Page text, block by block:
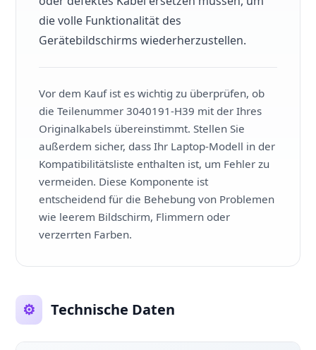
die volle Funktionalität des
Gerätebildschirms wiederherzustellen.
Vor dem Kauf ist es wichtig zu überprüfen, ob
die Teilenummer 3040191-H39 mit der Ihres
Originalkabels übereinstimmt. Stellen Sie
außerdem sicher, dass Ihr Laptop-Modell in der
Kompatibilitätsliste enthalten ist, um Fehler zu
vermeiden. Diese Komponente ist
entscheidend für die Behebung von Problemen
wie leerem Bildschirm, Flimmern oder
verzerrten Farben.
⚙️ Technische Daten